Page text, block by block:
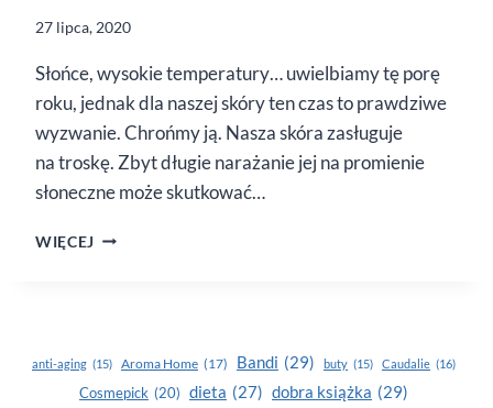
27 lipca, 2020
Słońce, wysokie temperatury… uwielbiamy tę porę
roku, jednak dla naszej skóry ten czas to prawdziwe
wyzwanie. Chrońmy ją. Nasza skóra zasługuje
na troskę. Zbyt długie narażanie jej na promienie
słoneczne może skutkować…
WIĘCEJ OCHRONA
anti-aging (15) Aroma Home (17) Bandi (29) buty (15) Caudalie (16)
Cosmepick (20) dieta (27) dobra książka (29)